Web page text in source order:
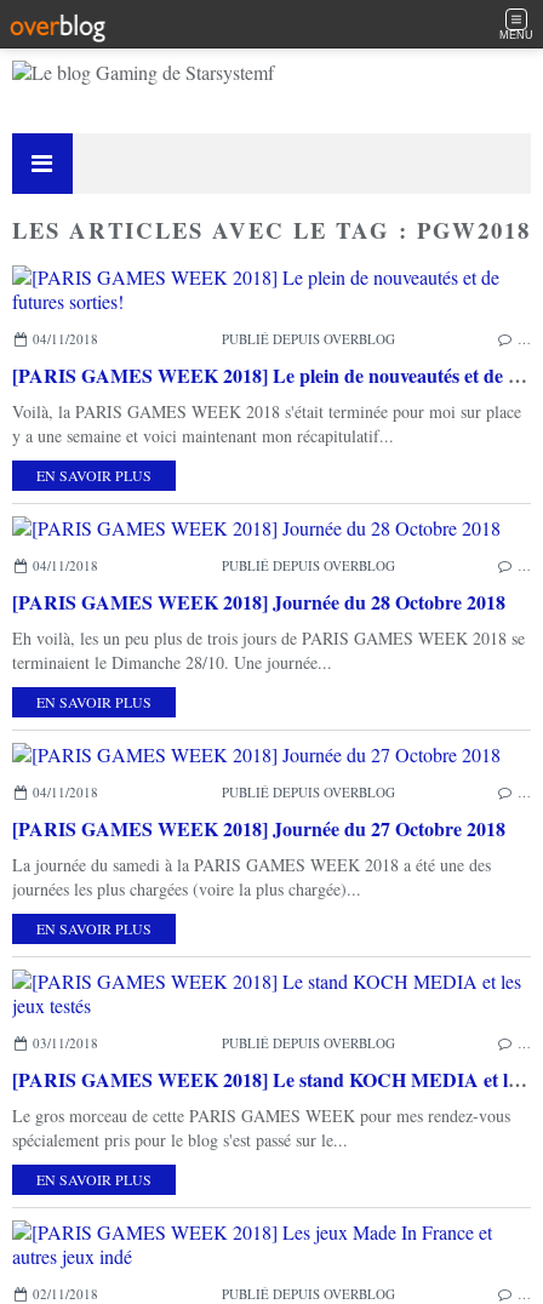
MENU
LES ARTICLES AVEC LE TAG : PGW2018
04/11/2018 PUBLIÉ DEPUIS OVERBLOG
[PARIS GAMES WEEK 2018] Le plein de nouveautés et de futures sorties!
Voilà, la PARIS GAMES WEEK 2018 s'était terminée pour moi sur place
y a une semaine et voici maintenant mon récapitulatif...
EN SAVOIR PLUS
04/11/2018 PUBLIÉ DEPUIS OVERBLOG
[PARIS GAMES WEEK 2018] Journée du 28 Octobre 2018
Eh voilà, les un peu plus de trois jours de PARIS GAMES WEEK 2018 se
terminaient le Dimanche 28/10. Une journée...
EN SAVOIR PLUS
04/11/2018 PUBLIÉ DEPUIS OVERBLOG
[PARIS GAMES WEEK 2018] Journée du 27 Octobre 2018
La journée du samedi à la PARIS GAMES WEEK 2018 a été une des
journées les plus chargées (voire la plus chargée)...
EN SAVOIR PLUS
03/11/2018 PUBLIÉ DEPUIS OVERBLOG
[PARIS GAMES WEEK 2018] Le stand KOCH MEDIA et les jeux testés
Le gros morceau de cette PARIS GAMES WEEK pour mes rendez-vous
spécialement pris pour le blog s'est passé sur le...
EN SAVOIR PLUS
02/11/2018 PUBLIÉ DEPUIS OVERBLOG